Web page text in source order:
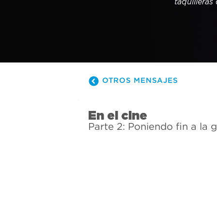
taquilleras
OTROS MENSAJES
En el cine
Parte 2: Poniendo fin a la